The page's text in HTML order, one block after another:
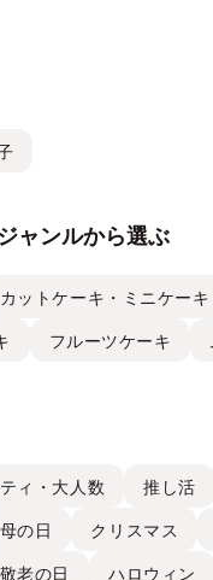
ャンルから選ぶ
カットケーキ・ミニケーキ
フルーツケーキ
ィ・大人数 推し活
母の日 クリスマス
敬老の日 ハロウィン